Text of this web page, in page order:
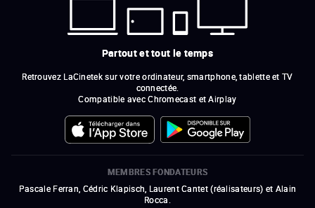
Partout et tout le temps
Retrouvez LaCinetek sur votre ordinateur, smartphone, tablette et TV
connectée.
Compatible avec Chromecast et Airplay
MEMBRES FONDATEURS
Pascale Ferran, Cédric Klapisch, Laurent Cantet (réalisateurs) et Alain
Rocca.